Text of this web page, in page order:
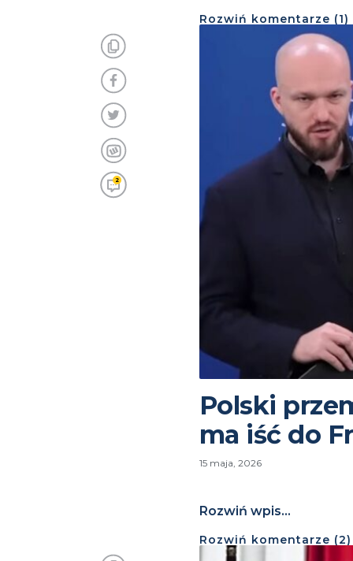
Rozwiń komentarze (1)
Polski
ma iść do
15 maja, 2026
Rozwiń wpis...
Rozwiń komentarze (2)
2